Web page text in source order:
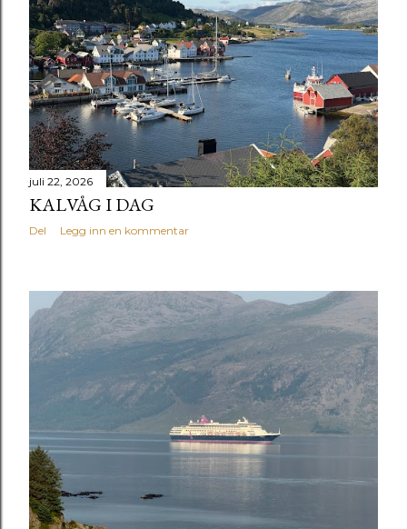
juli 22, 2026
KALVÅG I DAG
Del Legg inn en kommentar